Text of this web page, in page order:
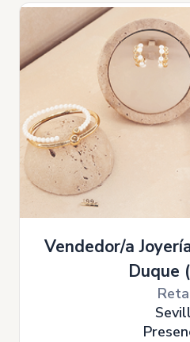
Vendedor/a
Duque